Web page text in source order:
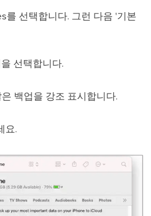
를 선택합니다. 그런 다음 '기본
선택합니다.
백업을 강조 표시합니다.
요.